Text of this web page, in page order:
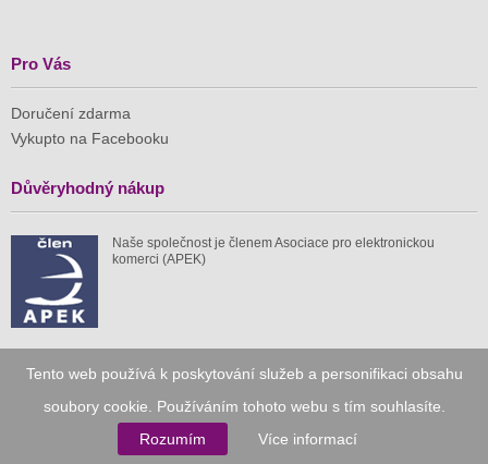
Tento web používá k poskytování služeb a personifikaci obsahu
soubory cookie. Používáním tohoto webu s tím souhlasíte.
Rozumím
Více informací
Pro Vás
Doručení zdarma
Vykupto na Facebooku
Důvěryhodný nákup
Naše společnost je členem Asociace pro elektronickou
komerci (APEK)
Již od roku 2010
1 511 mil.